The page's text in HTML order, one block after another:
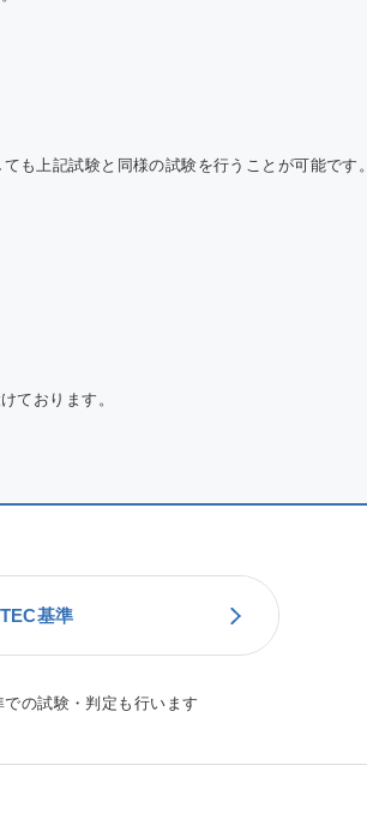
も上記試験と同様の試験を行うことが可能です。
ております。
基準
の試験・判定も行います